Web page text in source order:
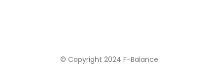
© Copyright 2024 F-Balance